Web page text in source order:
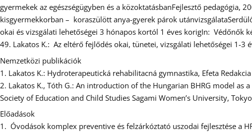
gyermekek az egészségügyben és a közoktatásbanFejlesztő pedagógia,
kisgyermekkorban – koraszülött anya-gyerek párok
okai és vizsgálati lehetőségei 3 hónapos kortól 1 éves korigIn: Védőnők
49. Lakatos K.: Az eltérő fejlődés okai, tünetei, vizsgálati lehetőségei 1-3
Nemzetközi publikációk
1. Lakatos K.: Hydroterapeutická rehabilitacná gymnastika, Efeta
2. Lakatos K., Tóth G.: An introduction of the Hungarian BHRG model
Society of Education and Child Studies Sagami Women’s University,
Előadások
1. Óvodások komplex preventive és felzárkóztató uszodai fejlesztése a